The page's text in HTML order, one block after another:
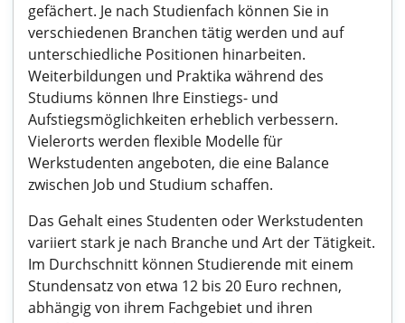
gefächert. Je nach Studienfach können Sie in
verschiedenen Branchen tätig werden und auf
unterschiedliche Positionen hinarbeiten.
Weiterbildungen und Praktika während des
Studiums können Ihre Einstiegs- und
Aufstiegsmöglichkeiten erheblich verbessern.
Vielerorts werden flexible Modelle für
Werkstudenten angeboten, die eine Balance
zwischen Job und Studium schaffen.
Das Gehalt eines Studenten oder Werkstudenten
variiert stark je nach Branche und Art der Tätigkeit.
Im Durchschnitt können Studierende mit einem
Stundensatz von etwa 12 bis 20 Euro rechnen,
abhängig von ihrem Fachgebiet und ihren